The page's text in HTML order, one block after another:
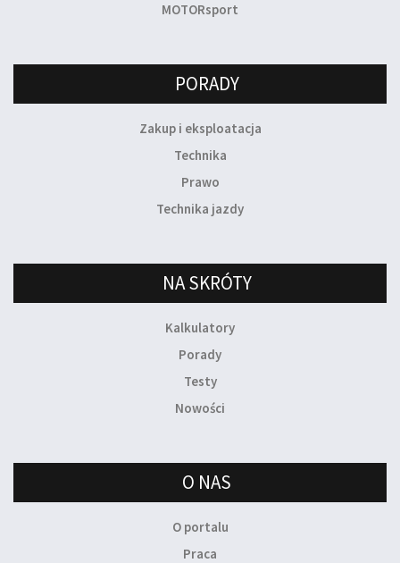
MOTORsport
PORADY
Zakup i eksploatacja
Technika
Prawo
Technika jazdy
NA SKRÓTY
Kalkulatory
Porady
Testy
Nowości
O NAS
O portalu
Praca